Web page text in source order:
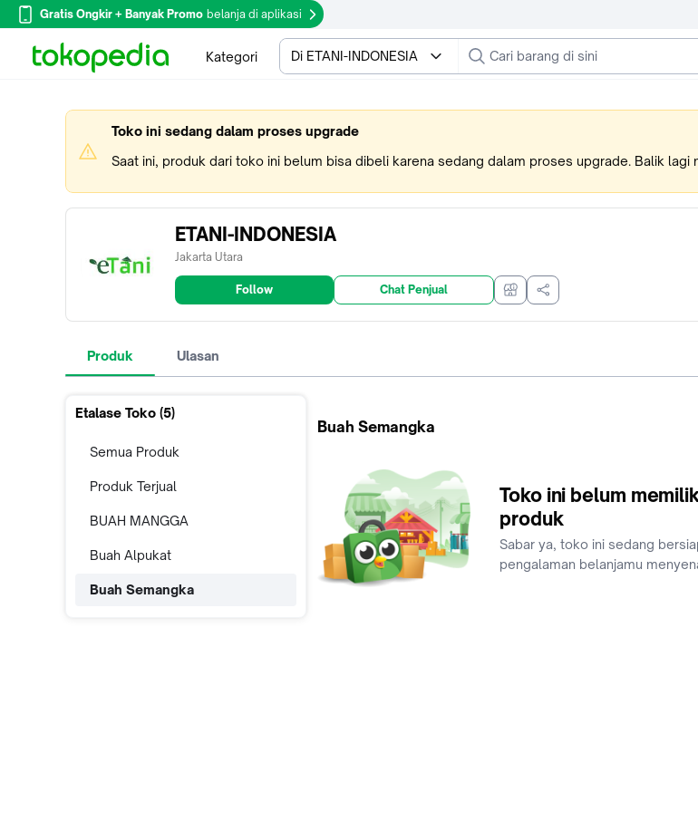
Gratis Ongkir + Banyak Promo belanja di aplikasi
Kategori Di ETANI-INDONESIA
Toko ini sedang dalam proses upgrade
Saat ini, produk dari toko ini belum bisa dibeli karena sedang dalam proses upgrade. Balik lagi
ETANI-INDONESIA
Jakarta Utara
Follow Chat Penjual
Produk Ulasan
Etalase Toko (5)
Semua Produk
Produk Terjual
BUAH MANGGA
Buah Alpukat
Buah Semangka
Buah Semangka
Toko ini belum
produk
Sabar ya, toko ini sedang
pengalaman belanjamu